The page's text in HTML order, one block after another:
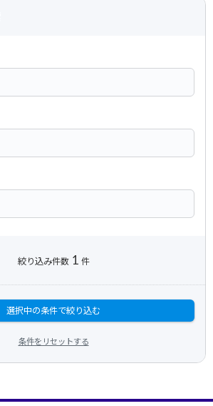
絞り込み件数 1 件
選択中の条件で絞り込む
条件をリセットする